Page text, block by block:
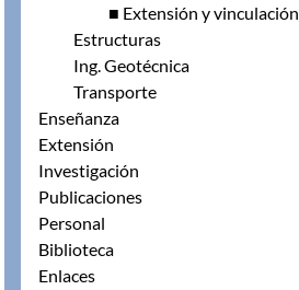
■ Extensión y vinculación
Estructuras
Ing. Geotécnica
Transporte
Enseñanza
Extensión
Investigación
Publicaciones
Personal
Biblioteca
Enlaces